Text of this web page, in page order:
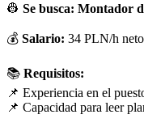
👷 Se busca: Montador
💰 Salario: 34 PLN/h neto
📚 Requisitos:
📌 Experiencia en el
📌 Capacidad para leer